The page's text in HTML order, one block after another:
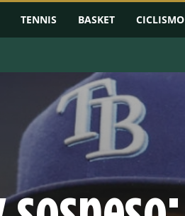
TENNIS BASKET CICLISMO